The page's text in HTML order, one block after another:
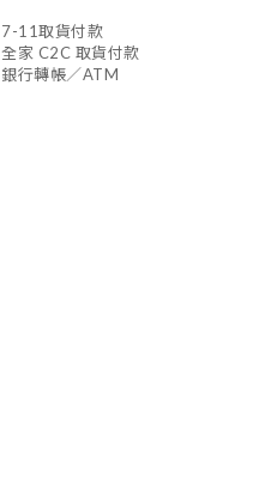
7-11取貨付款
全家 C2C 取貨付款
銀行轉帳／ATM